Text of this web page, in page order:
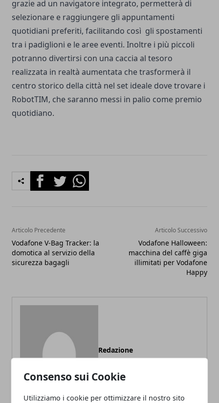
Consenso sui Cookie
Utilizziamo i cookie per ottimizzare il nostro sito
grazie ad un navigatore integrato, permetterà di
selezionare e raggiungere gli appuntamenti
quotidiani preferiti, facilitando così gli spostamenti
tra i padiglioni e le aree eventi. Inoltre i più piccoli
potranno divertirsi con una caccia al tesoro
realizzata in realtà aumentata che trasformerà il
centro storico della città nel set ideale dove trovare i
RobotTIM, che saranno messi in palio come premio
quotidiano.
FacebookTwitterWhatsapp
Articolo Precedente
Vodafone V-Bag Tracker: la
domotica al servizio della
sicurezza bagagli
Articolo Successivo
Vodafone Halloween:
macchina del caffè giga
illimitati per Vodafone
Happy
Redazione